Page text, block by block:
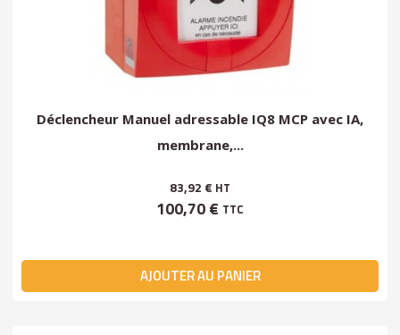
Déclencheur Manuel adressable IQ8 MCP avec IA,
membrane,...
83,92 € HT
100,70 € TTC
AJOUTER AU PANIER